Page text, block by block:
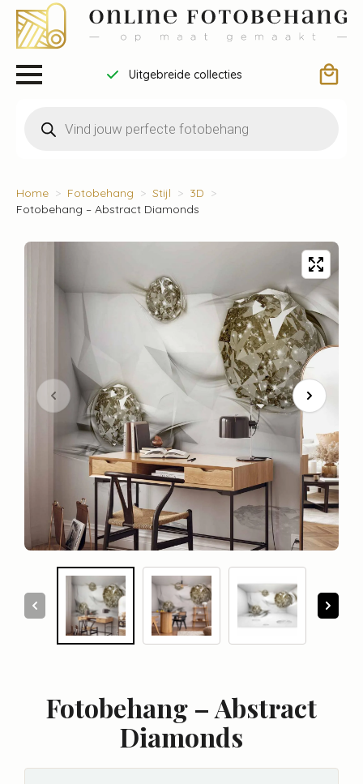
Uitgebreide collecties
zoeken
Home Fotobehang Stijl
3D
Fotobehang – Abstract Diamonds
Fotobehang – Abstract
Diamonds